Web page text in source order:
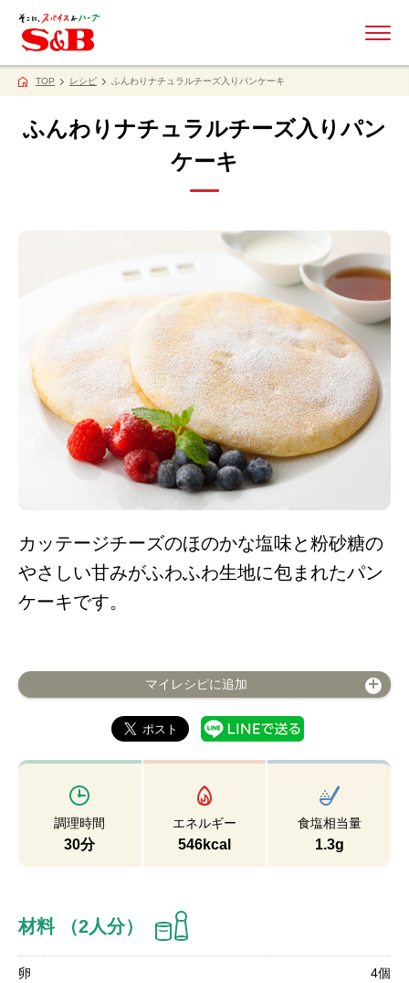
TOP レシピ ふんわりナチュラルチーズ入りパンケーキ
ふんわりナチュラルチーズ入りパン
ケーキ
カッテージチーズのほのかな塩味と粉砂糖の
やさしい甘みがふわふわ生地に包まれたパン
ケーキです。
マイレシピに追加
調理時間
30分
エネルギー
546kcal
食塩相当量
1.3g
材料 （2人分）
卵 4個